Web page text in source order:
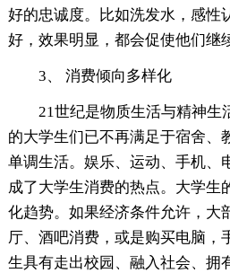
好的忠诚度。比如洗发水，感性
好，效果明显，都会促使他们继
3、 消费倾向多样化
21世纪是物质生活与精神生
的大学生们已不再满足于宿舍、
单调生活。娱乐、运动、手机、
成了大学生消费的热点。大学生
化趋势。如果经济条件允许，大
厅、酒吧消费，或是购买电脑，
生具有走出校园、融入社会、拥